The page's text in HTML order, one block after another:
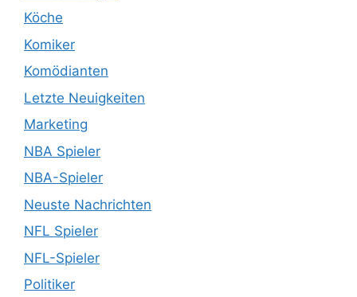
Köche
Komiker
Komödianten
Letzte Neuigkeiten
Marketing
NBA Spieler
NBA-Spieler
Neuste Nachrichten
NFL Spieler
NFL-Spieler
Politiker